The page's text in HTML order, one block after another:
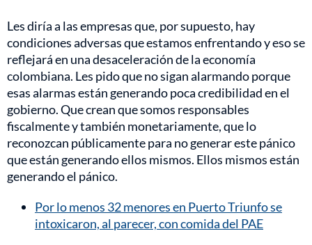
Les diría a las empresas que, por supuesto, hay
condiciones adversas que estamos enfrentando y eso se
reflejará en una desaceleración de la economía
colombiana. Les pido que no sigan alarmando porque
esas alarmas están generando poca credibilidad en el
gobierno. Que crean que somos responsables
fiscalmente y también monetariamente, que lo
reconozcan públicamente para no generar este pánico
que están generando ellos mismos. Ellos mismos están
generando el pánico.
Por lo menos 32 menores en Puerto Triunfo se
intoxicaron, al parecer, con comida del PAE